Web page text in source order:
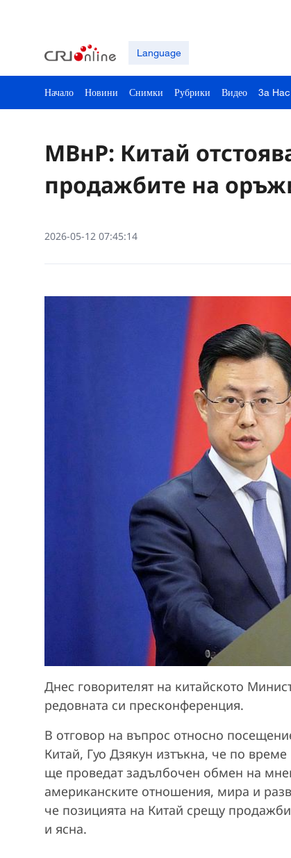
Language
Начало Новини Снимки Рубрики Видео 3a Hac
МВнР: Китай
продажбите на
2026-05-12 07:45:14
Днес говорителят на китайското
редовната си пресконференция.
В отговор на въпрос относно
Китай, Гуо Дзякун изтъкна, че по
ще проведат задълбочен обмен на
американските отношения, мира и
че позицията на Китай срещу
и ясна.